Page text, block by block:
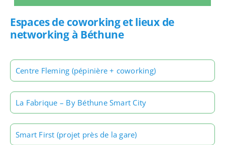
Espaces de coworking et lieux de
networking à Béthune
Centre Fleming (pépinière + coworking)
La Fabrique – By Béthune Smart City
Smart First (projet près de la gare)